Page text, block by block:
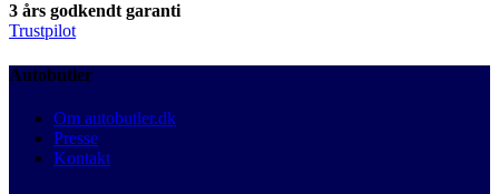
3 års godkendt garanti
Trustpilot
Autobutler
Om autobutler.dk
Presse
Kontakt